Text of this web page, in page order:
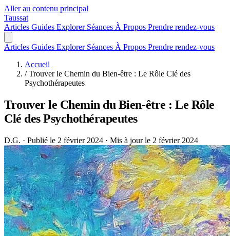
Aller au contenu principal
Taussat
Articles Guides Explorer Séances À Propos Prendre rendez-vous
Articles Guides Explorer Séances À Propos Prendre rendez-vous
Accueil
/ Trouver le Chemin du Bien-être : Le Rôle Clé des
Psychothérapeutes
Trouver le Chemin du Bien-être : Le Rôle
Clé des Psychothérapeutes
D.G. · Publié le 2 février 2024 · Mis à jour le 2 février 2024